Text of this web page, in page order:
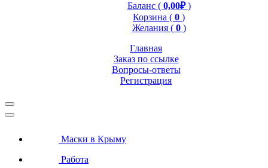
Баланс ( 0,00₽)
Корзина ( 0 )
Желания ( 0 )
Главная
Заказ по ссылке
Вопросы-ответы
Регистрация
Маски в Крыму
Работа